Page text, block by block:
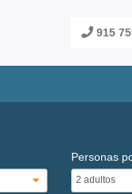
915
Personas